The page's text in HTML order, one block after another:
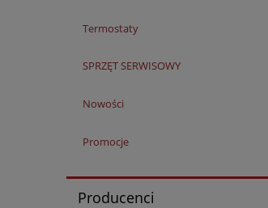
Termostaty
SPRZĘT SERWISOWY
Nowości
Promocje
Producenci